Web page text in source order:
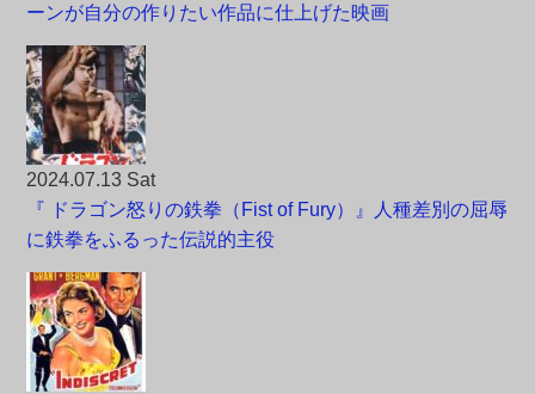
ーンが自分の作りたい作品に仕上げた映画
2024.07.13 Sat
『 ドラゴン怒りの鉄拳（Fist of Fury）』人種差別の屈辱
に鉄拳をふるった伝説的主役